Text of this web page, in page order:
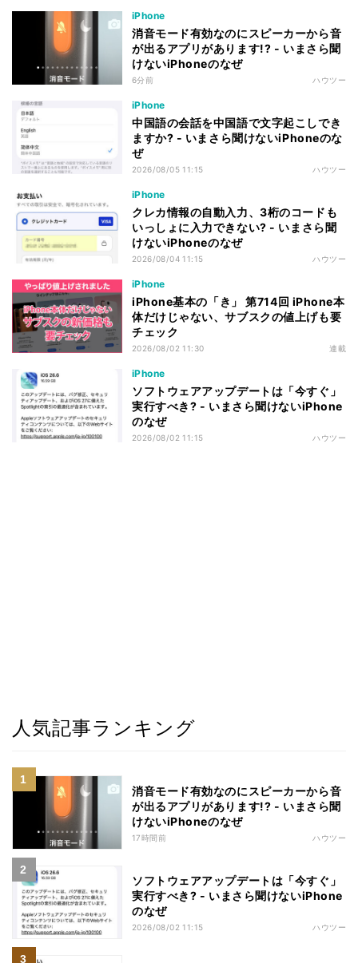
iPhone
消音モード有効なのにスピーカーから音
が出るアプリがあります!? - いまさら聞
けないiPhoneのなぜ
6分前 ハウツー
iPhone
中国語の会話を中国語で文字起こしでき
ますか? - いまさら聞けないiPhoneのな
ぜ
2026/08/05 11:15 ハウツー
iPhone
クレカ情報の自動入力、3桁のコードも
いっしょに入力できない? - いまさら聞
けないiPhoneのなぜ
2026/08/04 11:15 ハウツー
iPhone
iPhone基本の「き」 第714回 iPhone本
体だけじゃない、サブスクの値上げも要
チェック
2026/08/02 11:30 連載
iPhone
ソフトウェアアップデートは「今すぐ」
実行すべき? - いまさら聞けないiPhone
のなぜ
2026/08/02 11:15 ハウツー
人気記事ランキング
消音モード有効なのにスピーカーから音
が出るアプリがあります!? - いまさら聞
けないiPhoneのなぜ
17時間前 ハウツー
ソフトウェアアップデートは「今すぐ」
実行すべき? - いまさら聞けないiPhone
のなぜ
2026/08/02 11:15 ハウツー